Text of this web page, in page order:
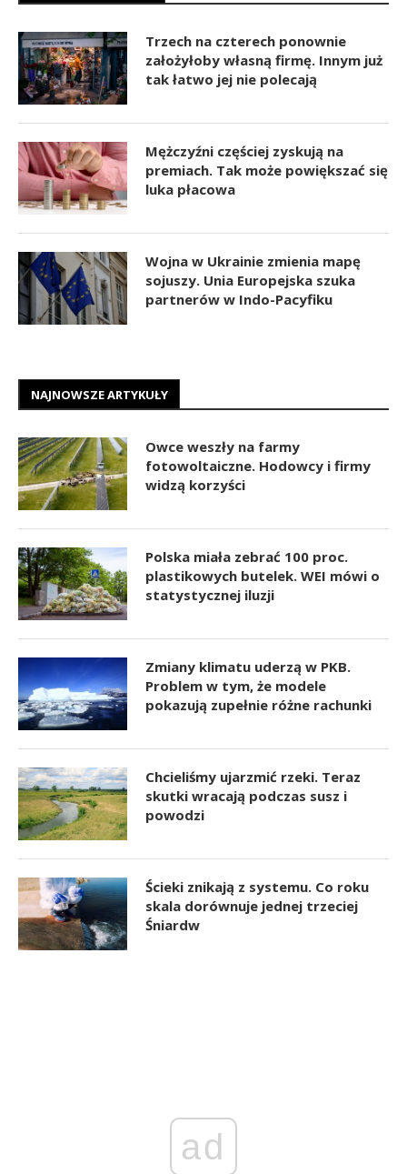
Trzech na czterech ponownie
założyłoby własną firmę. Innym już
tak łatwo jej nie polecają
Mężczyźni częściej zyskują na
premiach. Tak może powiększać się
luka płacowa
Wojna w Ukrainie zmienia mapę
sojuszy. Unia Europejska szuka
partnerów w Indo-Pacyfiku
NAJNOWSZE ARTYKUŁY
Owce weszły na farmy
fotowoltaiczne. Hodowcy i firmy
widzą korzyści
Polska miała zebrać 100 proc.
plastikowych butelek. WEI mówi o
statystycznej iluzji
Zmiany klimatu uderzą w PKB.
Problem w tym, że modele
pokazują zupełnie różne rachunki
Chcieliśmy ujarzmić rzeki. Teraz
skutki wracają podczas susz i
powodzi
Ścieki znikają z systemu. Co roku
skala dorównuje jednej trzeciej
Śniardw
ad